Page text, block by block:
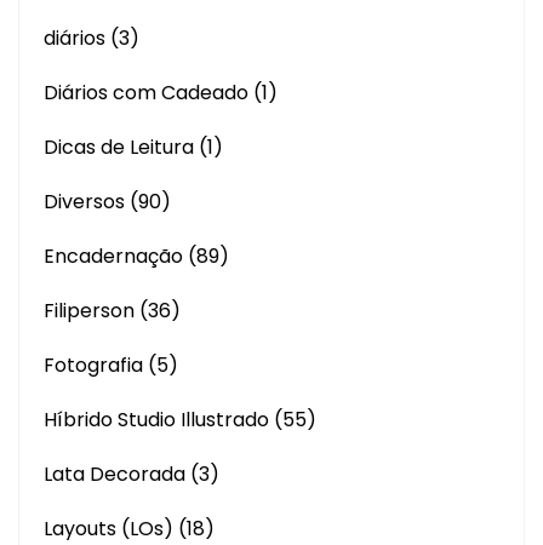
diários (3)
Diários com Cadeado (1)
Dicas de Leitura (1)
Diversos (90)
Encadernação (89)
Filiperson (36)
Fotografia (5)
Híbrido Studio Illustrado (55)
Lata Decorada (3)
Layouts (LOs) (18)